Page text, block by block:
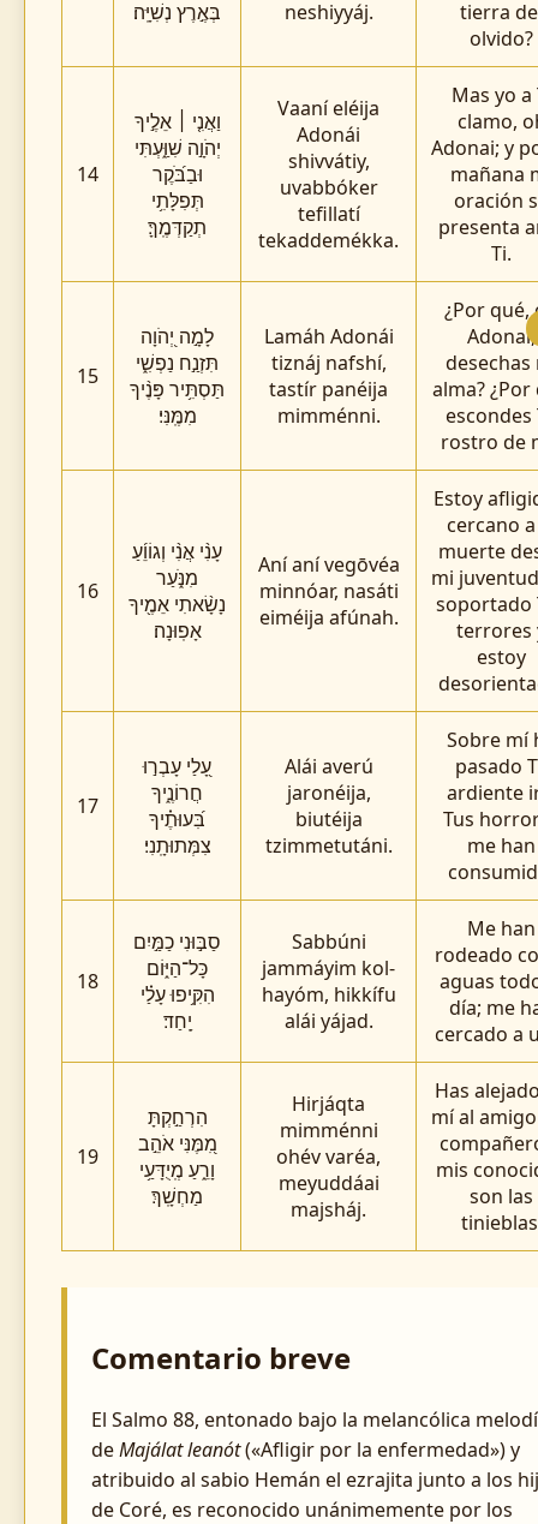
בְּאֶ֣רֶץ נְשִׁיָּֽה׃ neshiyyáj.
tierra
olvido?
14
וַאֲנִ֤י ׀ אֵלֶ֣יךָ
יְהֹוָ֣ה שִׁוַּ֑עְתִּי
וּבַבֹּ֝קֶר
תְּפִלָּתִ֥י
תְקַדְּמֶֽךָּ׃
Vaaní eléija
Adonái
shivvátiy,
uvabbóker
tefillatí
tekaddemékka.
Mas yo a
clamo,
Adonai; y
mañana
oración
presenta
Ti.
15
לָמָ֣ה יְ֭הֹוָה
תִּזְנַ֣ח נַפְשִׁ֑י
תַּסְתִּ֥יר פָּנֶ֨יךָ
מִמֶּֽנִּי׃
Lamáh Adonái
tiznáj nafshí,
tastír panéija
mimménni.
¿Por qué,
Adonai,
desechas
alma? ¿Por
escondes
rostro de
16
עָנִ֨י אֲנִ֨י וְגוֹוֵ֜עַ
מִנֹּ֑עַר
נָשָׂ֨אתִי אֵמֶ֖יךָ
אָפֽוּנָה׃
Aní aní vegōvéa
minnóar, nasáti
eiméija afúnah.
Estoy
cercano
muerte
mi
soportado
terrores
estoy
17
עָ֭לַי עָבְר֣וּ
חֲרוֹנֶ֑יךָ
בִּ֝עוּתֶ֗יךָ
צִמְּתוּתָֽנִי׃
Alái averú
jaronéija,
biutéija
tzimmetutáni.
Sobre mí
pasado
ardiente
Tus
me han
18
סַבּ֣וּנִי כַמַּ֣יִם
כָּל־הַיּ֑וֹם
הִקִּ֥יפוּ עָלַ֗י
יָֽחַד׃
Sabbúni
jammáyim kol-
hayóm, hikkífu
alái yájad.
Me han
rodeado
aguas
día; me
cercado a
19
הִרְחַ֣קְתָּ
מִ֭מֶּנִּי אֹהֵ֣ב
וָרֵ֑עַ מְֽיֻדָּעַ֥י
מַחְשָֽׁךְ׃
Hirjáqta
mimménni
ohév varéa,
meyuddáai
majsháj.
Has
mí al
mis
son las
Comentario breve
El Salmo 88, entonado bajo la melancólica
deMajálat leanót(«Afligir por la enfermedad») y
atribuido al sabio Hemán el ezrajita junto a los
de Coré, es reconocido unánimemente por los